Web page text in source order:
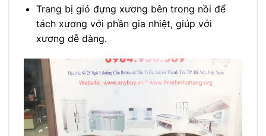
Trang bị giỏ đựng xương bên trong nồi để
tách xương với phần gia nhiệt, giúp với
xương dễ dàng.